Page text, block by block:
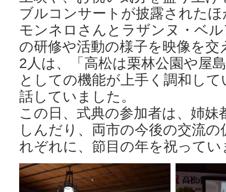
ブルコンサートが披露された
モンネロさんとラザンヌ・ベ
の研修や活動の様子を映像を交
2人は、「高松は栗林公園や屋
としての機能が上手く調和し
話していました。
この日、式典の参加者は、姉
しんだり、両市の今後の交流
れぞれに、節目の年を祝ってい